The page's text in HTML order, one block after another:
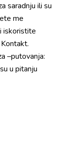
saradnju ili su
me
iskoristite
–putovanja:
u pitanju